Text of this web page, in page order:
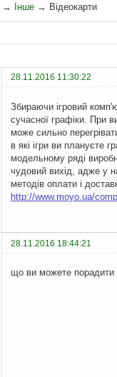
→ Інше → Відеокарти
28.11.2016 11:30:22
Збираючи ігровий
сучасної графіки. При
може сильно
в які ігри ви плануєте
модельному ряді
чудовий вихід, адже у
методів оплати і
http://www.moyo.ua/
28.11.2016 18:44:21
що ви можете порадити